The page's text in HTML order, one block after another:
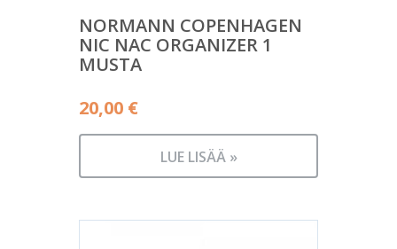
NORMANN COPENHAGEN
NIC NAC ORGANIZER 1
MUSTA
20,00 €
LUE LISÄÄ »